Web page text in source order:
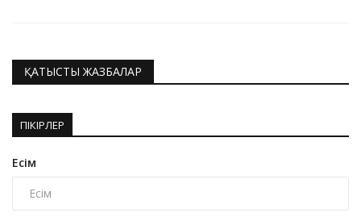
ҚАТЫСТЫ ЖАЗБАЛАР
ПІКІРЛЕР
Есім